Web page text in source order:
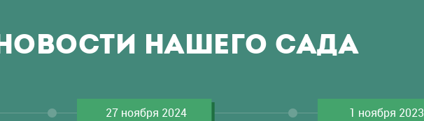
НАШЕГО САДА
27 ноября 2024 1 ноября 2023